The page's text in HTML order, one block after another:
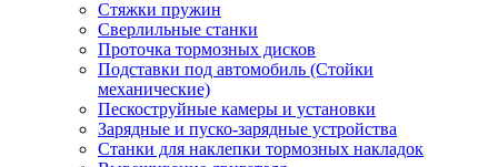
Стяжки пружин
Сверлильные станки
Проточка тормозных дисков
Подставки под автомобиль (Стойки
механические)
Пескоструйные камеры и установки
Зарядные и пуско-зарядные устройства
Станки для наклепки тормозных накладок